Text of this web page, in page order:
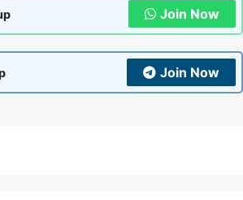
Join Now
Join Now